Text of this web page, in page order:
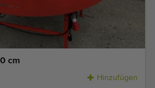
cm
Hinzufügen